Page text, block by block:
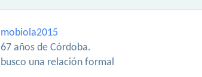
mobiola2015
67 años de Córdoba.
busco una relación formal